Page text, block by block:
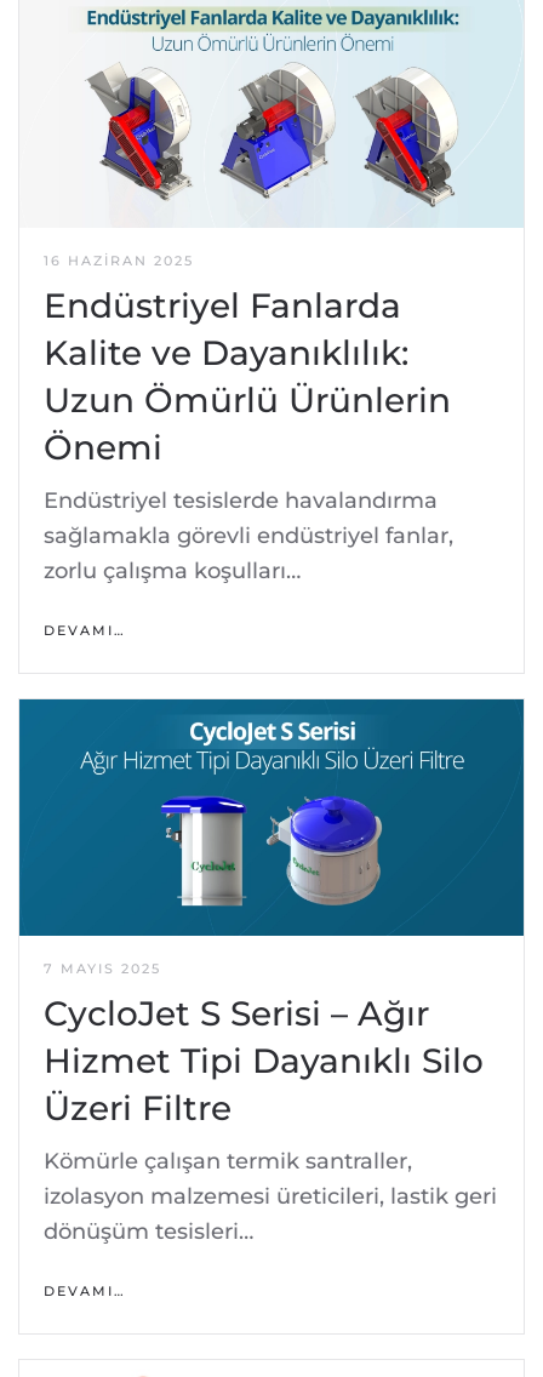
16 HAZIRAN 2025
Endüstriyel Fanlarda
Kalite ve Dayanıklılık:
Uzun Ömürlü Ürünlerin
Önemi
Endüstriyel tesislerde havalandırma
sağlamakla görevli endüstriyel fanlar,
zorlu çalışma koşulları…
DEVAMI…
7 MAYIS 2025
CycloJet S Serisi – Ağır
Hizmet Tipi Dayanıklı Silo
Üzeri Filtre
Kömürle çalışan termik santraller,
izolasyon malzemesi üreticileri, lastik geri
dönüşüm tesisleri…
DEVAMI…